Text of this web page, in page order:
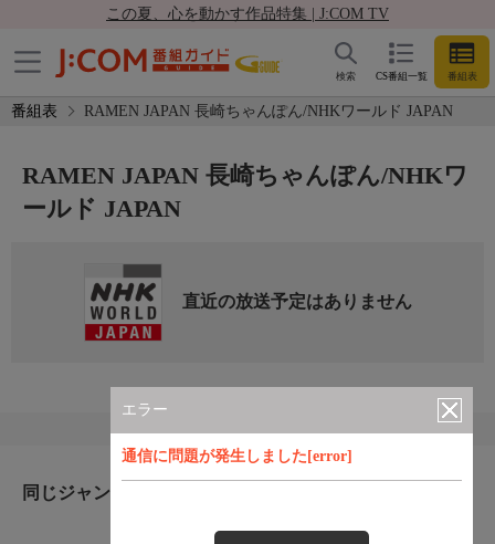
この夏、心を動かす作品特集 | J:COM TV
CS番組一覧 番組表
検索
番組表 RAMEN JAPAN 長崎ちゃんぽん/NHKワールド JAPAN
エラー
通信に問題が発生しました[error]
RAMEN JAPAN 長崎ちゃんぽん/NHKワ
ールド JAPAN
直近の放送予定はありません
同じジャンルのおすすめ番組